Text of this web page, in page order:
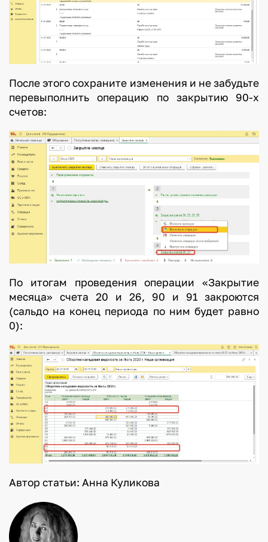
После этого сохраните изменения и не забудьте
перевыполнить операцию по закрытию 90-х
счетов:
По итогам проведения операции «Закрытие
месяца» счета 20 и 26, 90 и 91 закроются
(сальдо на конец периода по ним будет равно
0):
Автор статьи: Анна Куликова